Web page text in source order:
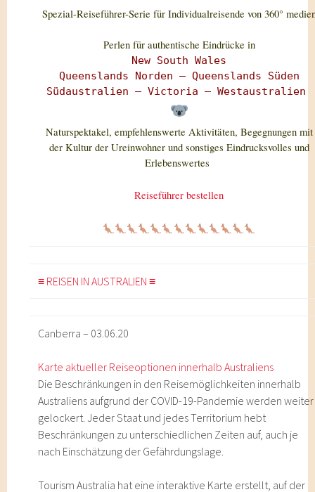
Spezial-Reiseführer-Serie für Individualreisende von 360°
Perlen für authentische Eindrücke in
New South Wales
Queenslands Norden – Queenslands Süden
Südaustralien – Victoria – Westaustralien
Naturspektakel, empfehlenswerte Aktivitäten, Begegnungen mit
der Kultur der Ureinwohner und sonstiges Eindrucksvolles und
Erlebenswertes
Reiseführer bestellen
≡ REISEN IN AUSTRALIEN ≡
Canberra – 03.06.20
Karte aktueller Reiseoptionen innerhalb Australiens
Die Beschränkungen in den Reisemöglichkeiten innerhalb
Australiens aufgrund der COVID-19-Pandemie werden weiter
gelockert. Jeder Staat und jedes Territorium hebt
Beschränkungen zu unterschiedlichen Zeiten auf, auch je
nach Einschätzung der Gefährdungslage.
Tourism Australia hat eine interaktive Karte erstellt, auf der